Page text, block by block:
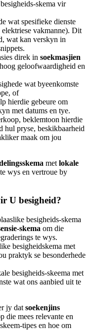
skema vir
wat spesifieke dienste
vakmanne). Dit
wat kan verskyn in
direk in soekmasjien
geloofwaardigheid en
wat byeenkomste
of
hierdie gebeure om
met datums en tye.
beklemtoon hierdie
hul pryse, beskikbaarheid
maak om jou
met lokale
wys en vertroue by
U besigheid?
besigheids-skema
skema om die
te wys.
besigheidskema met
praktyk se besonderhede
besigheids-skeema met
wat ons aanbied uit te
jy dat soekenjins
die mees relevante en
tipes en hoe om